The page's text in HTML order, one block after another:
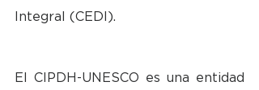
Integral (CEDI).
El CIPDH-UNESCO es una entidad